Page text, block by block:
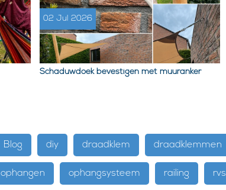
02 Jul 2026
Schaduwdoek bevestigen met muuranker
Blog diy draadklem draadklemmen
ophangen ophangsysteem railing rvs